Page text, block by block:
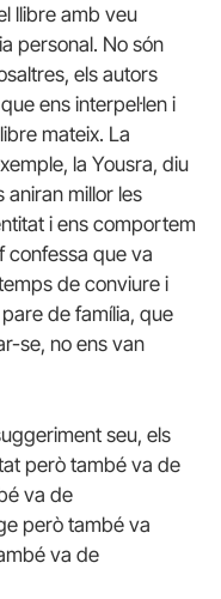
llibre amb veu
personal. No són
els autors
ens interpel·len i
mateix. La
la Yousra, diu
aniran millor les
i ens comportem
confessa que va
de conviure i
de família, que
se, no ens van
seu, els
però també va de
va de
però també va
va de